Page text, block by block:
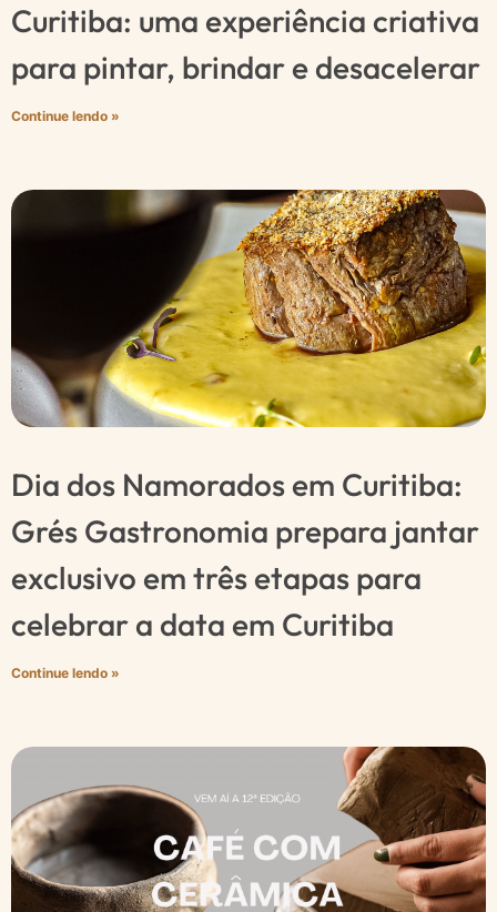
Curitiba: uma experiência criativa
para pintar, brindar e desacelerar
Continue lendo »
Dia dos Namorados em Curitiba:
Grés Gastronomia prepara jantar
exclusivo em três etapas para
celebrar a data em Curitiba
Continue lendo »